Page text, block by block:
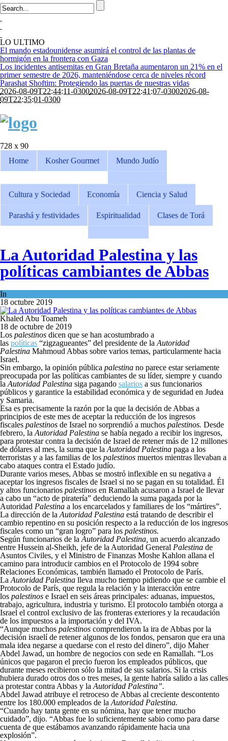
LO ULTIMO
El mando estadounidense asumirá el control de las plantas de
hormigón en la frontera con Gaza
Los incidentes antisemitas en Gran Bretaña aumentaron un 21% en el
primer semestre de 2026, manteniéndose cerca de niveles récord
Parashat Shoftim: Protegiendo las puertas de nuestras vidas
2026-08-09T22:44:11-03002026-08-09T22:41:07-03002026-08-
09T22:35:01-0300
728 x 90
Home
Kosher Gourmet Mundo Judío
Cultura y Sociedad Economía Ciencia y Salud
Parashá y festividades Espiritualidad Clases de Torá
La Autoridad Palestina y las
políticas cambiantes de Abbas
In
18 octubre 2019
Khaled Abu Toameh
18 de octubre de 2019
Los palestinos dicen que se han acostumbrado a
las políticas “zigzagueantes” del presidente de la Autoridad
Palestina Mahmoud Abbas sobre varios temas, particularmente hacia
Israel.
Sin embargo, la opinión pública palestina no parece estar seriamente
preocupada por las políticas cambiantes de su líder, siempre y cuando
la Autoridad Palestina siga pagando salarios a sus funcionarios
públicos y garantice la estabilidad económica y de seguridad en Judea
y Samaria.
Esa es precisamente la razón por la que la decisión de Abbas a
principios de este mes de aceptar la reducción de los ingresos
fiscales palestinos de Israel no sorprendió a muchos palestinos. Desde
febrero, la Autoridad Palestina se había negado a recibir los ingresos,
para protestar contra la decisión de Israel de retener más de 12 millones
de dólares al mes, la suma que la Autoridad Palestina paga a los
terroristas y a las familias de los palestinos muertos mientras llevaban a
cabo ataques contra el Estado judío.
Durante varios meses, Abbas se mostró inflexible en su negativa a
aceptar los ingresos fiscales de Israel si no se pagan en su totalidad. Él
y altos funcionarios palestinos en Ramallah acusaron a Israel de llevar
a cabo un “acto de piratería” deduciendo la suma pagada por la
Autoridad Palestina a los encarcelados y familiares de los “mártires”.
La dirección de la Autoridad Palestina está tratando de describir el
cambio repentino en su posición respecto a la reducción de los ingresos
fiscales como un “gran logro” para los palestinos.
Según funcionarios de la Autoridad Palestina, un acuerdo alcanzado
entre Hussein al-Sheikh, jefe de la Autoridad General Palestina de
Asuntos Civiles, y el Ministro de Finanzas Moshe Kahlon allana el
camino para introducir cambios en el Protocolo de 1994 sobre
Relaciones Económicas, también llamado el Protocolo de París.
La Autoridad Palestina lleva mucho tiempo pidiendo que se cambie el
Protocolo de París, que regula la relación y la interacción entre
los palestinos e Israel en seis áreas principales: aduanas, impuestos,
trabajo, agricultura, industria y turismo. El protocolo también otorga a
Israel el control exclusivo de las fronteras exteriores y la recaudación
de los impuestos a la importación y del IVA.
“Aunque muchos palestinos comprendieron la ira de Abbas por la
decisión israelí de retener algunos de los fondos, pensaron que era una
mala idea negarse a quedarse con el resto del dinero”, dijo Maher
Abdel Jawad, un hombre de negocios con sede en Ramallah. “Los
únicos que pagaron el precio fueron los empleados públicos, que
durante meses recibieron sólo la mitad de sus salarios. Si la crisis
hubiera durado otros dos o tres meses, la gente habría salido a las calles
a protestar contra Abbas y la Autoridad Palestina”.
Abdel Jawad atribuye el retroceso de Abbas al creciente descontento
entre los 180.000 empleados de la Autoridad Palestina.
“Cuando hay tanta gente en su nómina, hay que tener mucho
cuidado”, dijo. “Abbas fue lo suficientemente sabio como para darse
cuenta de que estábamos avanzando rápidamente hacia una
explosión”.